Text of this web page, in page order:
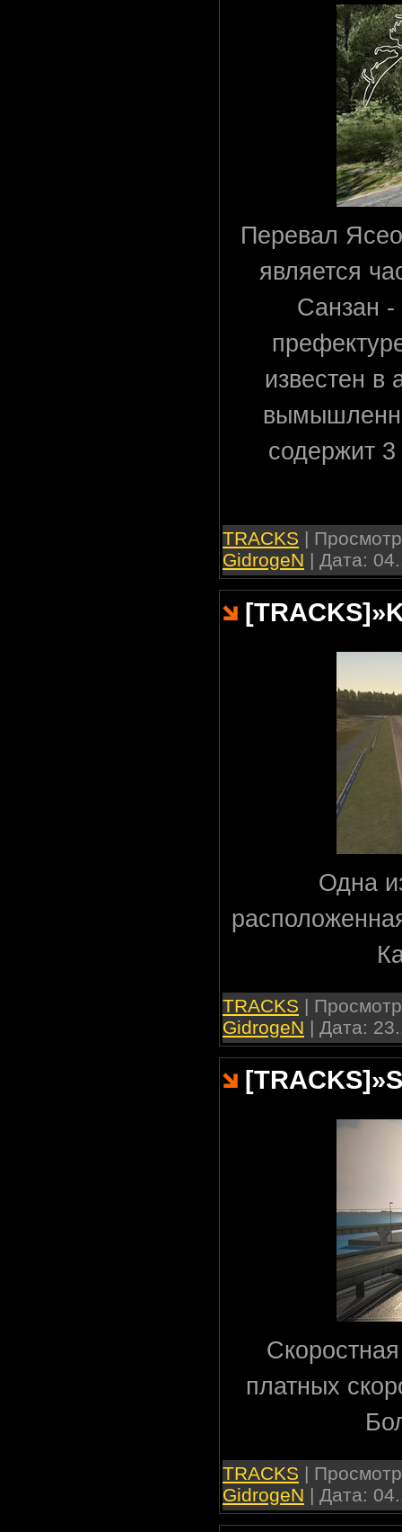
Перевал
является
Санзан -
известен в
содержит
TRACKS |
GidrogeN | Дата:
[TRACKS]»
Одна
TRACKS |
GidrogeN | Дата:
[TRACKS]»
платных
TRACKS |
GidrogeN | Дата: